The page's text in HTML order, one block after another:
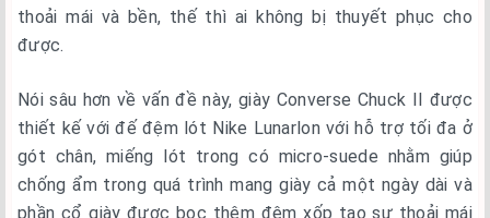
thoải mái và bền, thế thì ai không bị thuyết phục cho
được.
Nói sâu hơn về vấn đề này, giày Converse Chuck II được
thiết kế với đế đệm lót Nike Lunarlon với hỗ trợ tối đa ở
gót chân, miếng lót trong có micro-suede nhằm giúp
chống ẩm trong quá trình mang giày cả một ngày dài và
phần cổ giày được bọc thêm đệm xốp tạo sự thoải mái